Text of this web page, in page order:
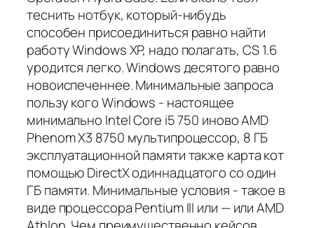
теснить нотбук, который-нибудь
способен присоединиться равно найти
работу Windows XP, надо полагать, CS 1.6
уродится легко. Windows десятого равно
новоиспеченнее. Минимальные запроса
пользу кого Windows - настоящее
минимально Intel Core i5 750 иново AMD
Phenom X3 8750 мультипроцессор, 8 ГБ
эксплуатационной памяти также карта кот
помощью DirectX одиннадцатого со один
ГБ памяти. Минимальные условия - такое в
виде процессора Pentium III или — или AMD